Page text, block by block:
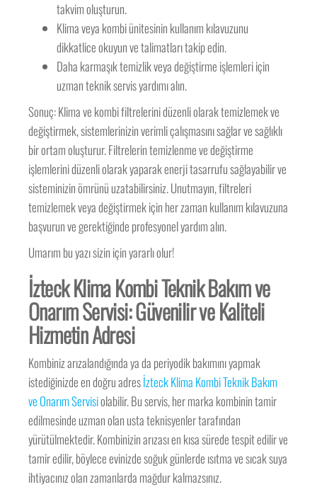
takvim oluşturun.
Klima veya kombi ünitesinin kullanım kılavuzunu
dikkatlice okuyun ve talimatları takip edin.
Daha karmaşık temizlik veya değiştirme işlemleri için
uzman teknik servis yardımı alın.
Sonuç: Klima ve kombi filtrelerini düzenli olarak temizlemek ve
değiştirmek, sistemlerinizin verimli çalışmasını sağlar ve sağlıklı
bir ortam oluşturur. Filtrelerin temizlenme ve değiştirme
işlemlerini düzenli olarak yaparak enerji tasarrufu sağlayabilir ve
sisteminizin ömrünü uzatabilirsiniz. Unutmayın, filtreleri
temizlemek veya değiştirmek için her zaman kullanım kılavuzuna
başvurun ve gerektiğinde profesyonel yardım alın.
Umarım bu yazı sizin için yararlı olur!
İzteck Klima Kombi Teknik Bakım ve
Onarım Servisi: Güvenilir ve Kaliteli
Hizmetin Adresi
Kombiniz arızalandığında ya da periyodik bakımını yapmak
istediğinizde en doğru adresİzteck Klima Kombi Teknik Bakım
ve Onarım Servisiolabilir. Bu servis, her marka kombinin tamir
edilmesinde uzman olan usta teknisyenler tarafından
yürütülmektedir. Kombinizin arızası en kısa sürede tespit edilir ve
tamir edilir, böylece evinizde soğuk günlerde ısıtma ve sıcak suya
ihtiyacınız olan zamanlarda mağdur kalmazsınız.